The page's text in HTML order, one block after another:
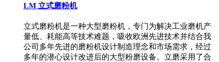
LM 立式磨粉机
立式磨粉机是一种大型磨粉机，专门为解决工业磨机产
量低、耗能高等技术难题，吸收欧洲先进技术并结合我
公司多年先进的磨粉机设计制造理念和市场需求，经过
多年的潜心设计改进后的大型粉磨设备。立磨采用了合